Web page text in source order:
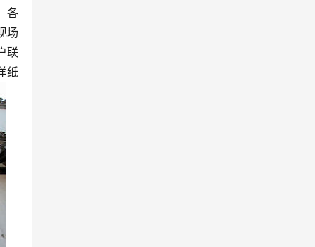
各
场
联
纸